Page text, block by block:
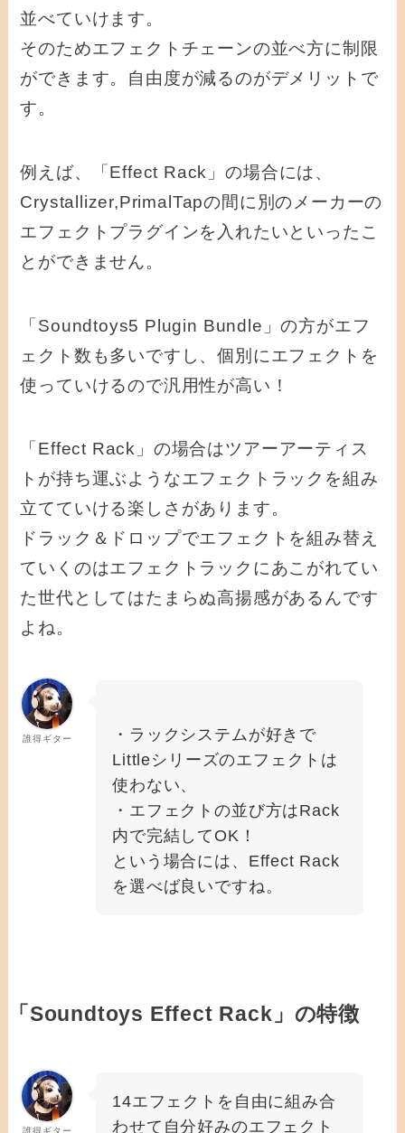
並べていけます。
そのためエフェクトチェーンの並べ方に制限
ができます。自由度が減るのがデメリットで
す。
例えば、「Effect Rack」の場合には、
Crystallizer,PrimalTapの間に別のメーカーの
エフェクトプラグインを入れたいといったこ
とができません。
「Soundtoys5 Plugin Bundle」の方がエフ
ェクト数も多いですし、個別にエフェクトを
使っていけるので汎用性が高い！
「Effect Rack」の場合はツアーアーティス
トが持ち運ぶようなエフェクトラックを組み
立てていける楽しさがあります。
ドラック＆ドロップでエフェクトを組み替え
ていくのはエフェクトラックにあこがれてい
た世代としてはたまらぬ高揚感があるんです
よね。
誰得ギター
・ラックシステムが好きで
Littleシリーズのエフェクトは
使わない、
・エフェクトの並び方はRack
内で完結してOK！
という場合には、Effect Rack
を選べば良いですね。
「Soundtoys Effect Rack」の特徴
誰得ギター
14エフェクトを自由に組み合
わせて自分好みのエフェクト